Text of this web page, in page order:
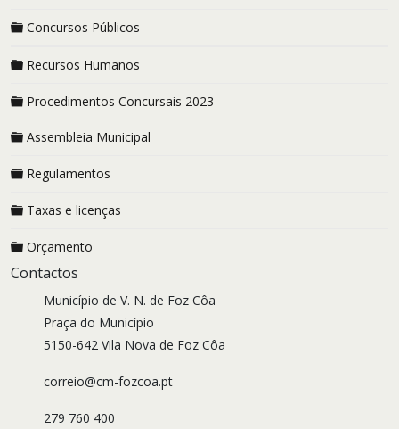
Concursos Públicos
Recursos Humanos
Procedimentos Concursais 2023
Assembleia Municipal
Regulamentos
Taxas e licenças
Orçamento
Contactos
Município de V. N. de Foz Côa
Praça do Município
5150-642 Vila Nova de Foz Côa
correio@cm-fozcoa.pt
279 760 400